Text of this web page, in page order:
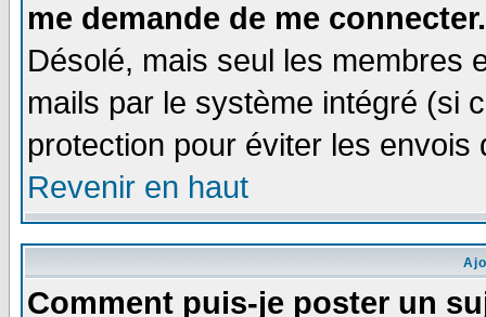
me demande de me connecter.
Désolé, mais seul les membres
mails par le système intégré (si
protection pour éviter les
Revenir en haut
Comment puis-je poster un